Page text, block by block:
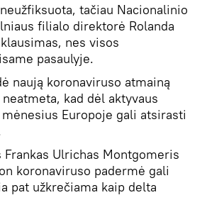
tačiau Nacionalinio
filialo direktorė Rolanda
nes visos
pasaulyje.
naują koronaviruso atmainą
kad dėl aktyvaus
Europoje gali atsirasti
Ulrichas Montgomeris
koronaviruso padermė gali
pat užkrečiama kaip delta